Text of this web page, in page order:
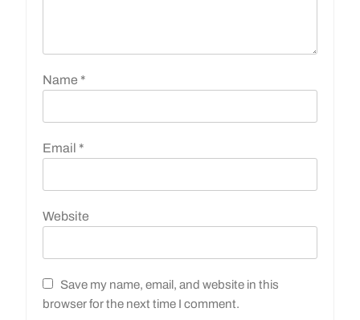
Name *
Email *
Website
Save my name, email, and website in this
browser for the next time I comment.